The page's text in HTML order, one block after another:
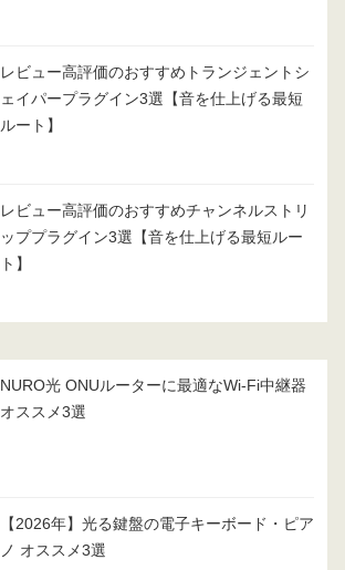
レビュー高評価のおすすめトランジェントシ
ェイパープラグイン3選【音を仕上げる最短
ルート】
レビュー高評価のおすすめチャンネルストリ
ッププラグイン3選【音を仕上げる最短ルー
ト】
NURO光 ONUルーターに最適なWi-Fi中継器
オススメ3選
【2026年】光る鍵盤の電子キーボード・ピア
ノ オススメ3選